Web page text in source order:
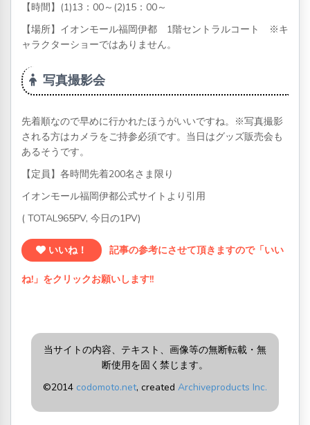
【時間】(1)13：00～(2)15：00～
【場所】イオンモール福岡伊都 1階セントラルコート ※キ
ャラクターショーではありません。
写真撮影会
先着順なので早めに行かれたほうがいいですね。※写真撮影
される方はカメラをご持参必須です。当日はグッズ販売会も
あるそうです。
【定員】各時間先着200名さま限り
イオンモール福岡伊都公式サイトより引用
( TOTAL965PV, 今日の1PV)
いいね！ 記事の参考にさせて頂きますので「いい
ね!」をクリックお願いします!!
当サイトの内容、テキスト、画像等の無断転載・無
断使用を固く禁じます。
©2014 codomoto.net, created Archiveproducts Inc.